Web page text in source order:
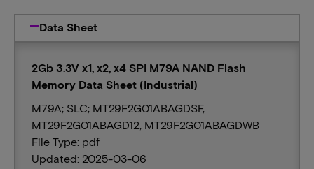
Data Sheet
2Gb 3.3V x1, x2, x4 SPI M79A NAND Flash
Memory Data Sheet (Industrial)
M79A; SLC; MT29F2G01ABAGDSF,
MT29F2G01ABAGD12, MT29F2G01ABAGDWB
File Type: pdf
Updated: 2025-03-06